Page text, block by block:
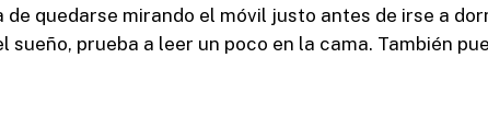
quedarse mirando el móvil justo antes de irse a
prueba a leer un poco en la cama. También